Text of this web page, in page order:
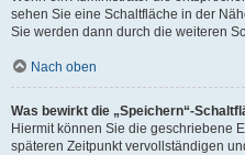
sehen Sie eine Schaltfläche in der
Sie werden dann durch die weiteren
Nach oben
Was bewirkt die „Speichern“-
Hiermit können Sie die geschriebene
späteren Zeitpunkt vervollständigen